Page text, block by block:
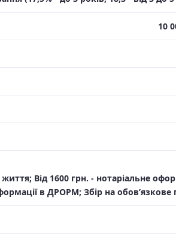
10
Від 1600 грн. - нотаріальне
в ДРОРМ; Збір на обов’язкове